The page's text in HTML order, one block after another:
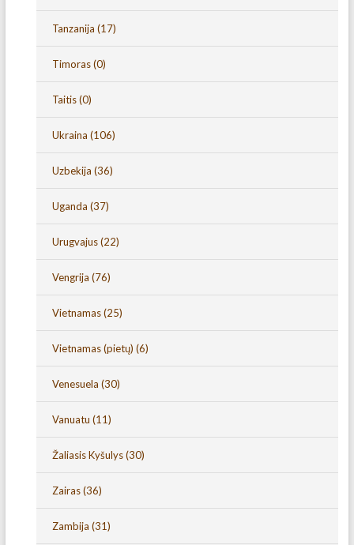
Tanzanija (17)
Timoras(0)
Taitis(0)
Ukraina (106)
Uzbekija (36)
Uganda (37)
Urugvajus(22)
Vengrija (76)
Vietnamas(25)
Vietnamas (pietų) (6)
Venesuela (30)
Vanuatu (11)
Žaliasis Kyšulys(30)
Zairas(36)
Zambija (31)